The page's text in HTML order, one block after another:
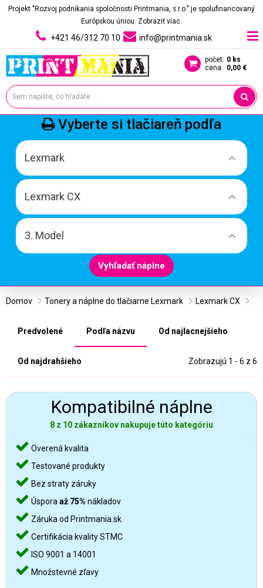
Projekt "Rozvoj podnikania spoločnosti Printmania, s.r.o." je spolufinancovaný
Európskou úniou. Zobraziť viac.
+421 46/312 70 10 info@printmania.sk
počet: 0 ks
cena: 0,00 €
Vyberte si tlačiareň podľa
Lexmark
Lexmark CX
3. Model
Vyhľadať náplne
Domov Tonery a náplne do tlačiarne Lexmark Lexmark CX
Predvolené Podľa názvu Od najlacnejšieho
Od najdrahšieho Zobrazujú 1 - 6 z 6
Kompatibilné náplne
8 z 10 zákazníkov nakupuje túto kategóriu
Overená kvalita
Testované produkty
Bez straty záruky
Úspora až 75% nákladov
Záruka od Printmania.sk
Certifikácia kvality STMC
ISO 9001 a 14001
Množstevné zľavy